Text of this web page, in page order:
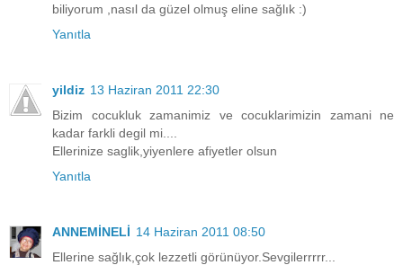
biliyorum ,nasıl da güzel olmuş eline sağlık :)
Yanıtla
yildiz 13 Haziran 2011 22:30
Bizim cocukluk zamanimiz ve cocuklarimizin zamani ne
kadar farkli degil mi....
Ellerinize saglik,yiyenlere afiyetler olsun
Yanıtla
ANNEMİNELİ 14 Haziran 2011 08:50
Ellerine sağlık,çok lezzetli görünüyor.Sevgilerrrrr...